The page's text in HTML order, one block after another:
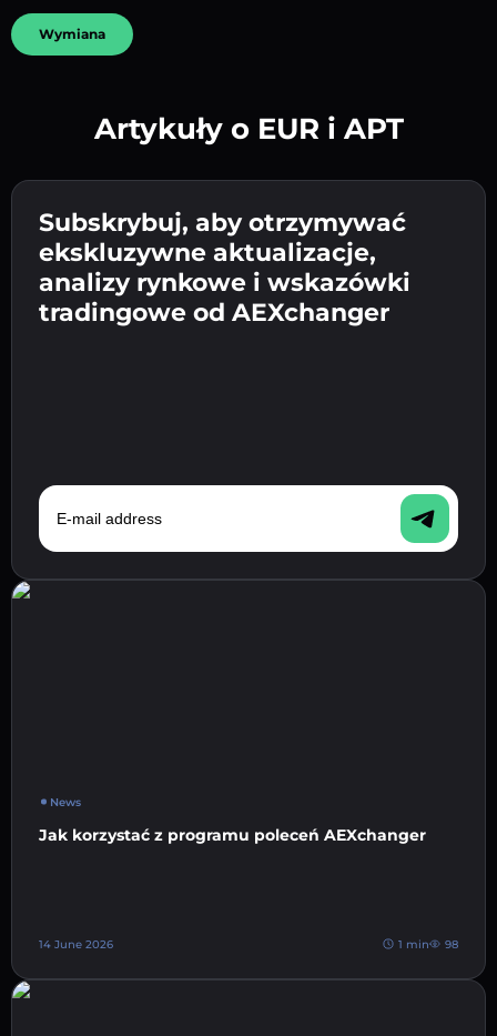
Wpisz adres swojego portfela
kryptowalutowego 👉 przejdź do następnego
kroku.
Potwierdź swoją tożsamość 👉 przejdź do
ostatniego kroku.
Wyślij depozyt 👉 odbierz kryptowalutę lub
walutę fiat w swoim portfelu.
Wymiana
Artykuły o EUR i APT
Subskrybuj, aby otrzymywać
ekskluzywne aktualizacje,
analizy rynkowe i wskazówki
tradingowe od AEXchanger
E-mail address
News
Jak korzystać z programu poleceń AEXchanger
14 June 2026 1 min 98